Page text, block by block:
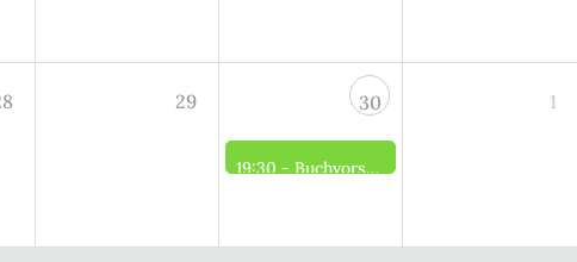
29 30
19:30 - Buchvorstellung und Eröffnung der Sonderausstellung zum weißen Blitz in der alten Dorfschule
1